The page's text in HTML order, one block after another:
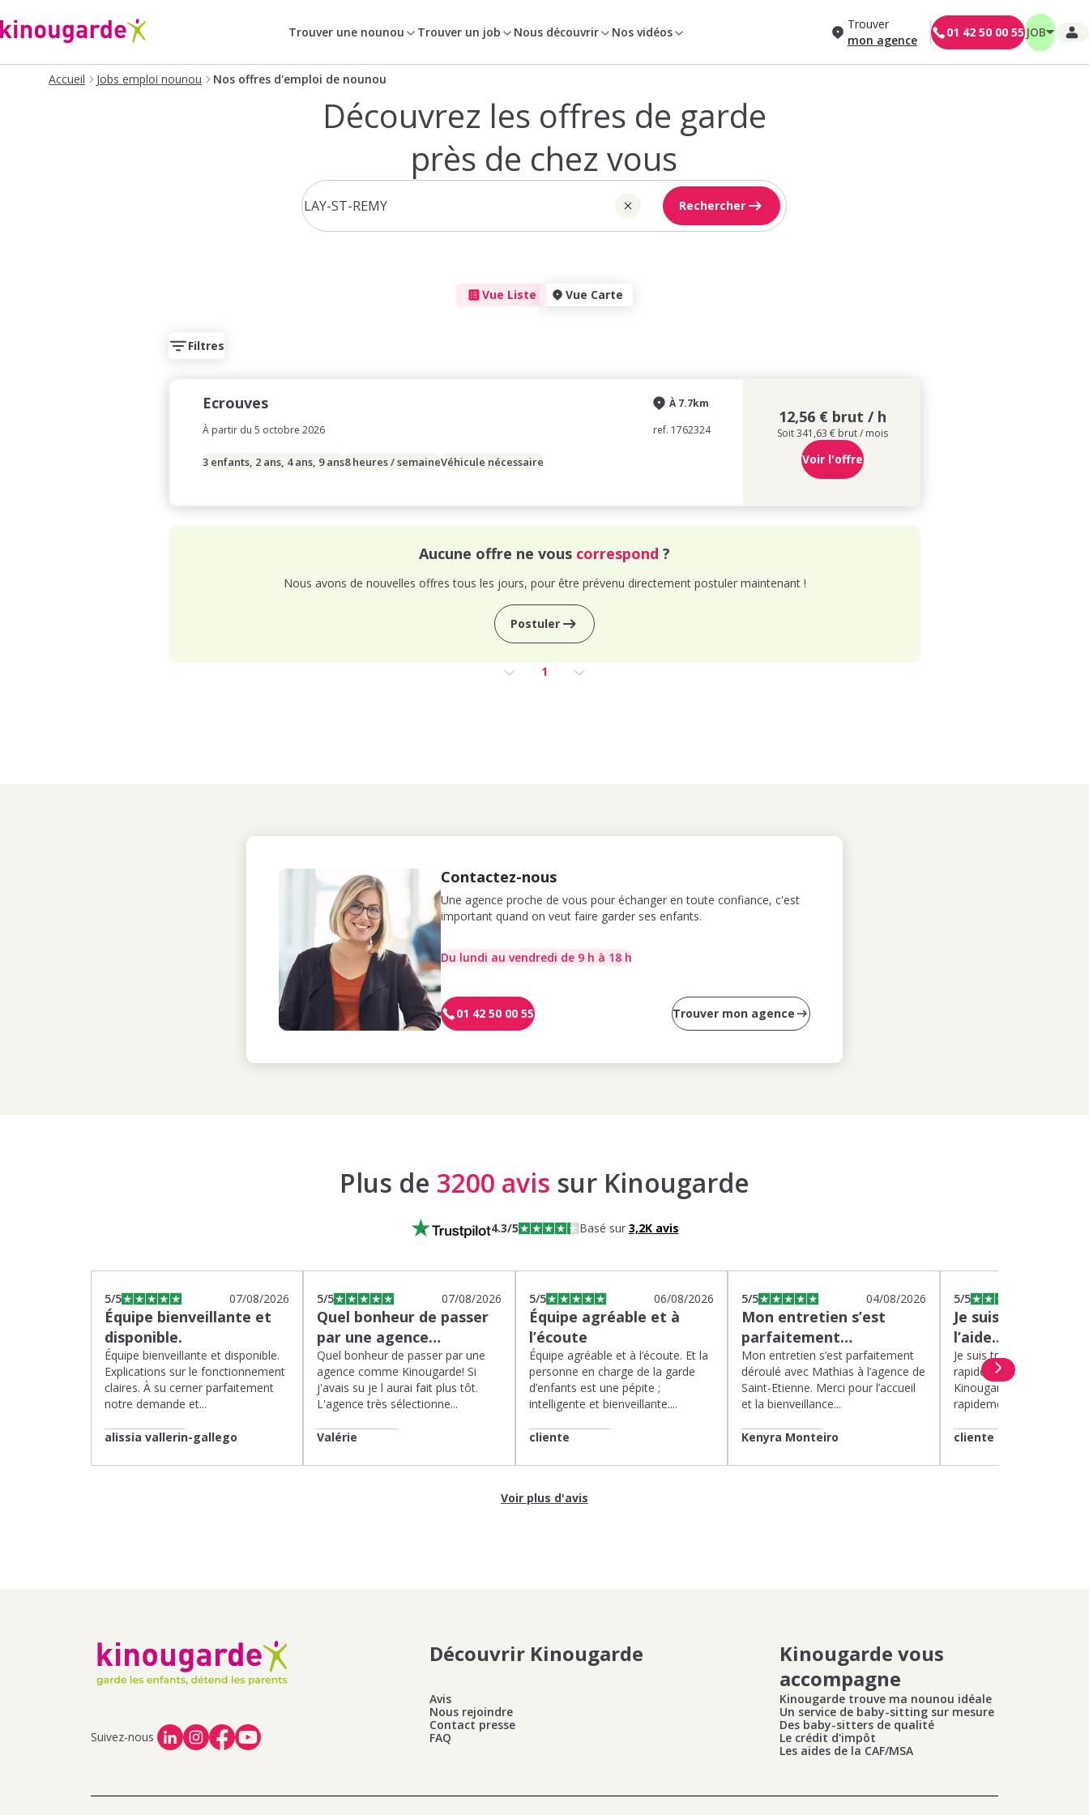
Trouver une nounou Trouver un job Nous découvrir Nos vidéos
Trouver
mon agence
01 42 50 00 55 JOB
Accueil Jobs emploi nounou Nos offres d'emploi de nounou
Découvrez les offres de garde
près de chez vous
Rechercher
Vue Liste Vue Carte
Filtres
Ecrouves
À partir du 5 octobre 2026
À 7.7km
ref. 1762324
3 enfants, 2 ans, 4 ans, 9 ans8 heures / semaineVéhicule nécessaire
12,56 € brut / h
Soit 341,63 € brut / mois
Voir l'offre
Aucune offre ne vous correspond ?
Nous avons de nouvelles offres tous les jours, pour être prévenu directement postuler maintenant !
Postuler
1
Contactez-nous
Une agence proche de vous pour échanger en toute confiance, c'est
important quand on veut faire garder ses enfants.
Du lundi au vendredi de 9 h à 18 h
01 42 50 00 55 Trouver mon agence
Plus de 3200 avis sur Kinougarde
4.3/5 Basé sur 3,2Kavis
5/5 07/08/2026
Équipe bienveillante et
disponible.
Équipe bienveillante et disponible.
Explications sur le fonctionnement
claires. À su cerner parfaitement
notre demande et...
alissia vallerin-gallego
5/5 07/08/2026
Quel bonheur de passer
par une agence…
Quel bonheur de passer par une
agence comme Kinougarde! Si
j'avais su je l aurai fait plus tôt.
L'agence très sélectionne...
Valérie
5/5 06/08/2026
Équipe agréable et à
l’écoute
Équipe agréable et à l’écoute. Et la
personne en charge de la garde
d’enfants est une pépite ;
intelligente et bienveillante....
cliente
5/5 04/08/2026
Mon entretien s’est
parfaitement…
Mon entretien s’est parfaitement
déroulé avec Mathias à l’agence de
Saint-Etienne. Merci pour l’accueil
et la bienveillance...
Kenyra Monteiro
5/5
Je suis très
l’aide…
Je suis très satisfaite de
rapide et efficace
Kinougarde. On m’a
rapidement et une
cliente
Voir plus d'avis
Suivez-nous
Découvrir Kinougarde
Avis
Nous rejoindre
Contact presse
FAQ
Kinougarde vous
accompagne
Kinougarde trouve ma nounou idéale
Un service de baby-sitting sur mesure
Des baby-sitters de qualité
Le crédit d'impôt
Les aides de la CAF/MSA